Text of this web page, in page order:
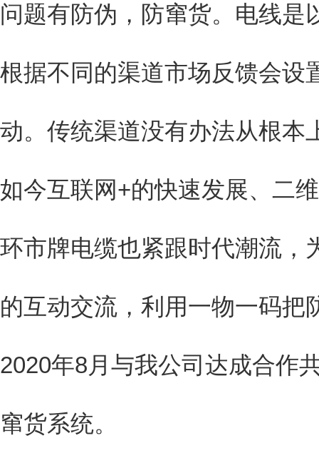
问题有防伪，防窜货。电线是
根据不同的渠道市场反馈会设
动。传统渠道没有办法从根本
如今互联网+的快速发展、二
环市牌电缆也紧跟时代潮流，
的互动交流，利用一物一码把
2020年8月与我公司达成合作
窜货系统。